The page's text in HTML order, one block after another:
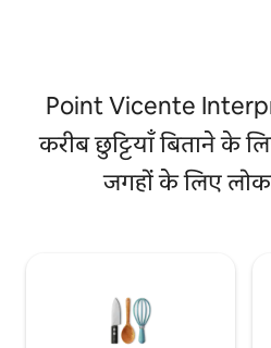
Point Vicente
करीब छुट्टियाँ बिताने के
जगहों के लिए